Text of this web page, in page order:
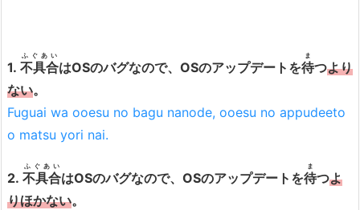
1. 不具合
ふぐあい
はOSのバグなので、OSのアップデートを待
ま
つより
ない。
Fuguai wa ooesu no bagu nanode, ooesu no appudeeto
o matsu yori nai.
2. 不具合
ふぐあい
はOSのバグなので、OSのアップデートを待
ま
つよ
りほかない。